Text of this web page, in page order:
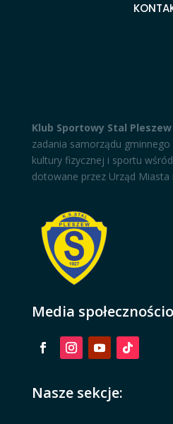
Klub Sportowy Stal Pleszew
zadania samorządu
kultury fizycznej i sportu
dotowane przez Urząd Miasta
Media
Nasze sekcje: